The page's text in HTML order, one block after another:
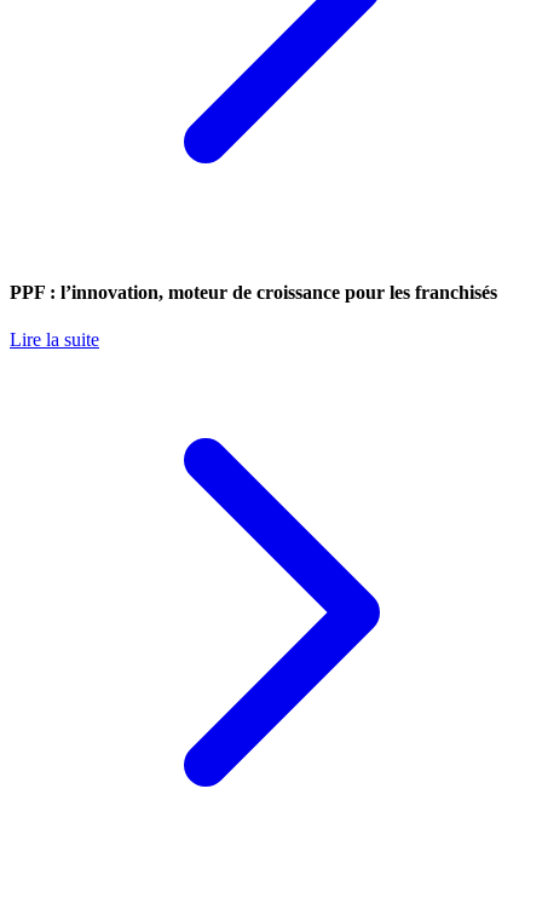
PPF : l’innovation, moteur de croissance pour les franchisés
Lire la suite